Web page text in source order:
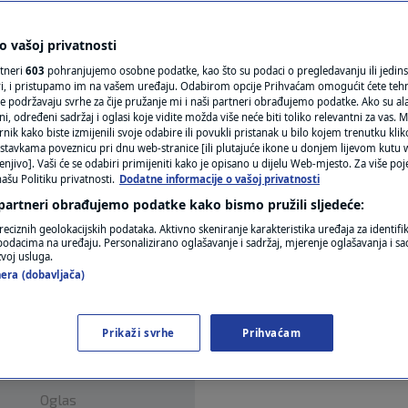
N1(DIS)INFO
FOTO
VIDEO
Bosnia and Herzegovina, and
has committed suicide.Pročitaj više
Oglas
vašoj privatnosti
603 pohranjujemo osobne podatke, kao što su podaci o pregledavanju ili
i pristupamo im na vašem uređaju. Odabirom opcije Prihvaćam omogućit ćete
podržavaju svrhe za čije pružanje mi i naši partneri obrađujemo podatke. Ako su
određeni sadržaj i oglasi koje vidite možda više neće biti toliko relevantni za vas.
kako biste izmijenili svoje odabire ili povukli pristanak u bilo kojem trenutku
poveznicu pri dnu web-stranice [ili plutajuće ikone u donjem lijevom kutu
Vaši će se odabiri primijeniti kako je opisano u dijelu Web-mjesto. Za više
Politiku privatnosti. Dodatne informacije o vašoj privatnosti
obrađujemo podatke kako bismo pružili sljedeće:
geolokacijskih podataka. Aktivno skeniranje karakteristika uređaja za
na uređaju. Personalizirano oglašavanje i sadržaj, mjerenje oglašavanja i
usluga.
(dobavljača)
Prikaži svrhe Prihvaćam